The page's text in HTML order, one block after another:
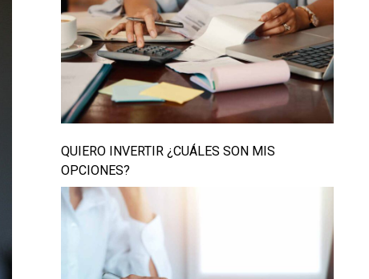
QUIERO INVERTIR ¿CUÁLES SON MIS
OPCIONES?